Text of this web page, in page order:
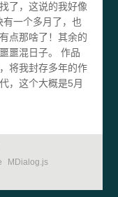
了，这说的我好像
一个多月了，也
点那啥了！其余的
噩混日子。 作品
将我封存多年的作
，这个大概是5月
MDialog.js